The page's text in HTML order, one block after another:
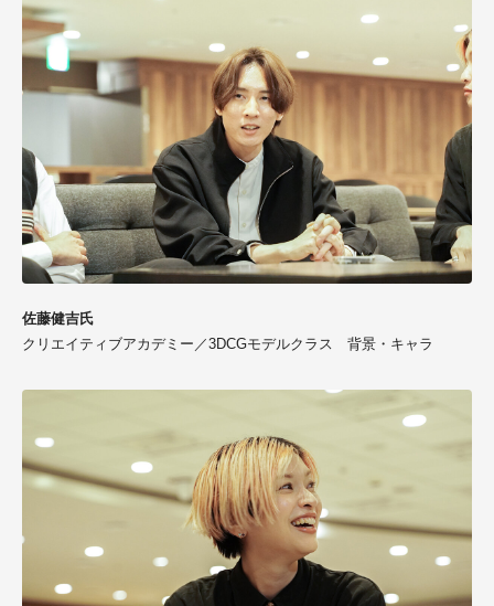
佐藤健吉氏
クリエイティブアカデミー／3DCGモデルクラス 背景・キャラ